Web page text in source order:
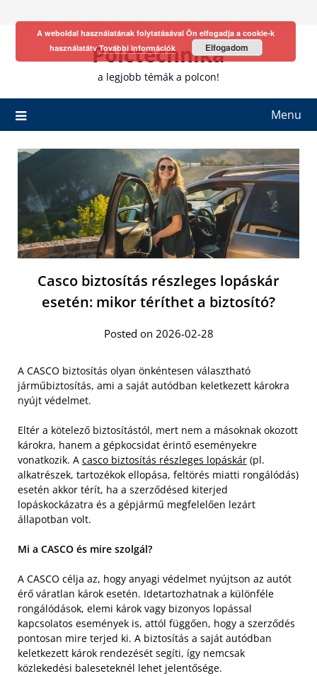
Polctechnika
a legjobb témák a polcon!
Menu
Casco biztosítás részleges lopáskár
esetén: mikor téríthet a biztosító?
Posted on 2026-02-28
A CASCO biztosítás olyan önkéntesen választható
járműbiztosítás, ami a saját autódban keletkezett károkra
nyújt védelmet.
Eltér a kötelező biztosítástól, mert nem a másoknak okozott
károkra, hanem a gépkocsidat érintő eseményekre
vonatkozik. A casco biztosítás részleges lopáskár (pl.
alkatrészek, tartozékok ellopása, feltörés miatti rongálódás)
esetén akkor térít, ha a szerződésed kiterjed
lopáskockázatra és a gépjármű megfelelően lezárt
állapotban volt.
Mi a CASCO és mire szolgál?
A CASCO célja az, hogy anyagi védelmet nyújtson az autót
érő váratlan károk esetén. Idetartozhatnak a különféle
rongálódások, elemi károk vagy bizonyos lopással
kapcsolatos események is, attól függően, hogy a szerződés
pontosan mire terjed ki. A biztosítás a saját autódban
keletkezett károk rendezését segíti, így nemcsak
közlekedési baleseteknél lehet jelentősége.
A weboldal használatának folytatásával Ön elfogadja a cookie-k
használatátvTovábbi információk Elfogadom